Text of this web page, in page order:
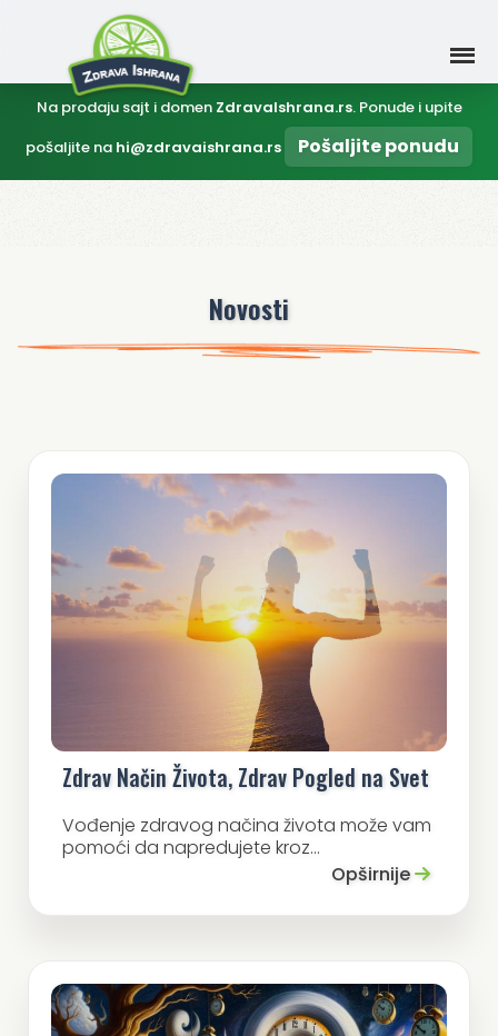
Na prodaju sajt i domen ZdravaIshrana.rs. Ponude i upite
pošaljite na hi@zdravaishrana.rs Pošaljite ponudu
Novosti
Zdrav Način Života, Zdrav Pogled na Svet
Vođenje zdravog načina života može vam
pomoći da napredujete kroz...
Opširnije